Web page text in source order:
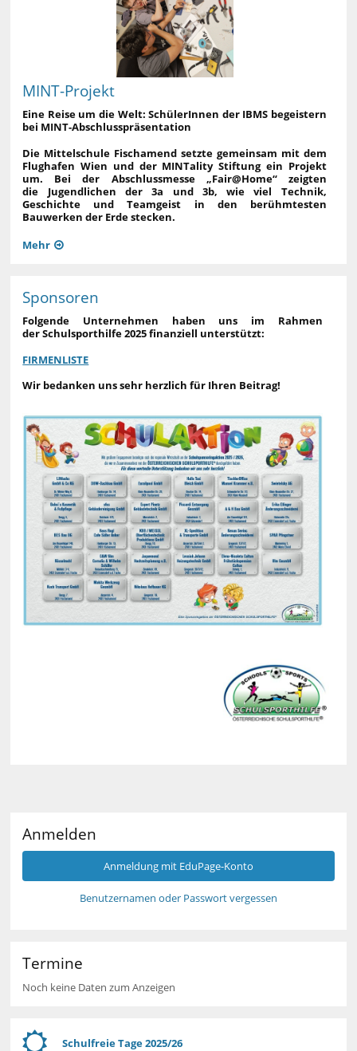
MINT-Projekt
Eine Reise um die Welt: SchülerInnen der IBMS begeistern
bei MINT-Abschlusspräsentation
Die Mittelschule Fischamend setzte gemeinsam mit dem
Flughafen Wien und der MINTality Stiftung ein Projekt
um. Bei der Abschlussmesse „Fair@Home“ zeigten
die Jugendlichen der 3a und 3b, wie viel Technik,
Geschichte und Teamgeist in den berühmtesten
Bauwerken der Erde stecken.
Mehr
Sponsoren
Folgende Unternehmen haben uns im Rahmen
der Schulsporthilfe 2025 finanziell unterstützt:
FIRMENLISTE
Wir bedanken uns sehr herzlich für Ihren Beitrag!
Anmelden
Anmeldung mit EduPage-Konto
Benutzernamen oder Passwort vergessen
Termine
Noch keine Daten zum Anzeigen
Schulfreie Tage 2025/26